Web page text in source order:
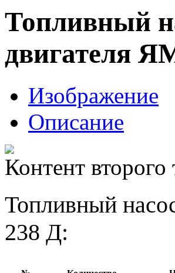
Топливный
двигателя
Изображение
Описание
Контент второго
Топливный
238 Д: